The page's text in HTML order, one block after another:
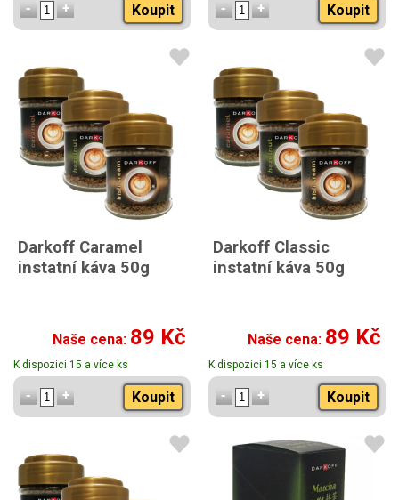
Koupit Koupit
Darkoff Caramel
instatní káva 50g
Naše cena: 89 Kč
K dispozici 15 a více ks
Koupit
Darkoff Classic
instatní káva 50g
Naše cena: 89 Kč
K dispozici 15 a více ks
Koupit